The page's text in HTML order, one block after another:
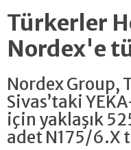
Türkerler
Nordex'e
Nordex Group,
Sivas’taki
için yaklaşık
adet N175/6.X